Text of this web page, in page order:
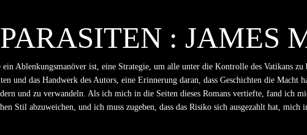
: JAMES
Ablenkungsmanöver ist, eine Strategie, um alle unter die Kontrolle des Vatikans zu
das Handwerk des Autors, eine Erinnerung daran, dass Geschichten die Macht
und zu verwandeln. Als ich mich in die Seiten dieses Romans vertiefte, fand ich
Stil abzuweichen, und ich muss zugeben, dass das Risiko sich ausgezahlt hat, mich